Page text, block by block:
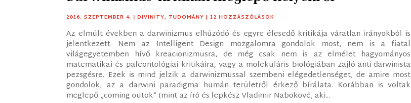
2016. SZEPTEMBER 4. |DIVINITY, TUDOMÁNY | 12 HOZZÁSZÓLÁSOK
Az elmúlt években a darwinizmus elhúzódó és egyre élesedő kritikája váratlan irányokból is
jelentkezett. Nem az Intelligent Design mozgalomra gondolok most, nem is a fiatal
világegyetemben hívő kreacionizmusra, de még csak nem is az elmélet hagyományos
matematikai és paleontológiai kritikáira, vagy a molekuláris biológiában zajló anti-darwinista
pezsgésre. Ezek is mind jelzik a darwinizmussal szembeni elégedetlenséget, de amire most
gondolok, az a darwini paradigma humán területről érkező bírálata. Korábban is voltak
meglepő „coming outok” (mint az író és lepkész Vladimir Nabokové, aki...